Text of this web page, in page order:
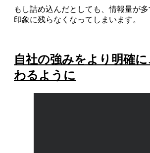
もし詰め込んだとしても、情報量が
印象に残らなくなってしまいます。
自社の強みをより明確
わるように